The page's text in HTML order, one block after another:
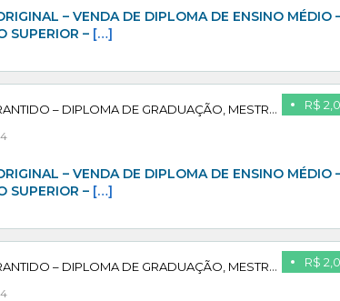
– VENDA DE DIPLOMA DE ENSINO MÉDIO
SUPERIOR – […]
R$
ADQUIRA SEU DIPLOMA 100% GARANTIDO – DIPLOMA DE GRADUAÇÃO, MESTRADO, PÓS GRADUAÇÃO – PAGUE APÓS CONFIRMAR
– VENDA DE DIPLOMA DE ENSINO MÉDIO
SUPERIOR – […]
R$
ADQUIRA SEU DIPLOMA 100% GARANTIDO – DIPLOMA DE GRADUAÇÃO, MESTRADO, PÓS GRADUAÇÃO – PAGUE APÓS CONFIRMAR